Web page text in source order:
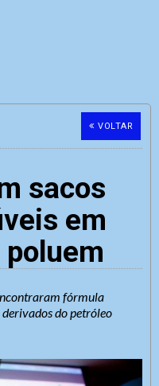
VOLTAR
sacos
em
fórmula
do petróleo